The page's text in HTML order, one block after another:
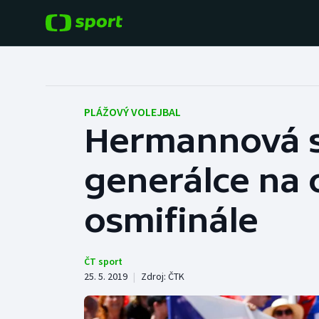
Fotbal
Hokej
Tenis
Baseball a softbal
Basketbal
Biatlon
PLÁŽOVÝ VOLEJBAL
Hermannová
generálce na
osmifinále
ČT sport
25. 5. 2019 | Zdroj: ČTK